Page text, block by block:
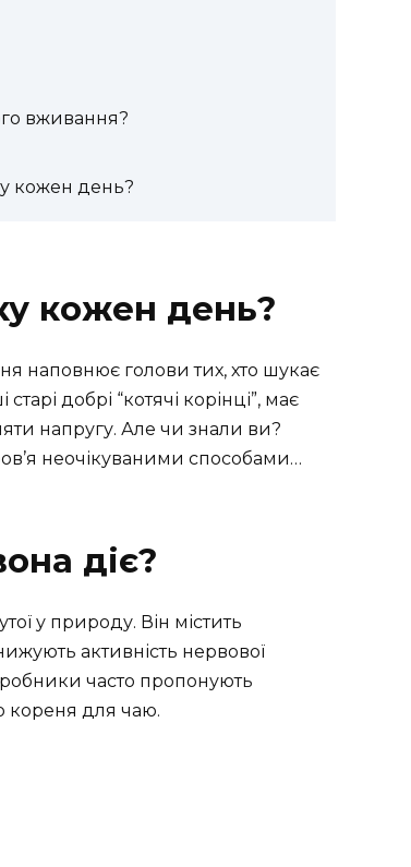
вживання?
кожен день?
кожен день?
наповнює голови тих, хто шукає
добрі “котячі корінці”, має
напругу. Але чи знали ви?
неочікуваними способами…
діє?
у природу. Він містить
активність нервової
часто пропонують
кореня для чаю.